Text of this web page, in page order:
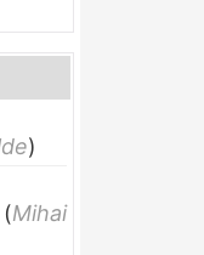
)
(Mihai